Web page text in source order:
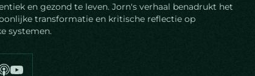
en gezond te leven. Jorn's verhaal benadrukt het
transformatie en kritische reflectie op
systemen.